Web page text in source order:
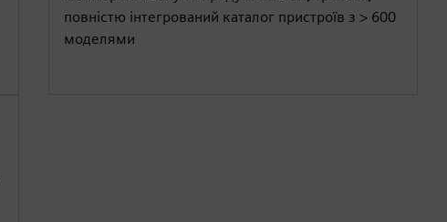
повністю інтегрований каталог пристроїв з > 600
моделями